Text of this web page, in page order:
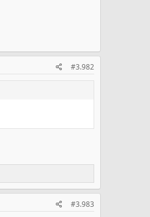
#3.982
#3.983